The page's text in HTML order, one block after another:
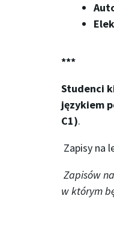
***
Studenci
językiem
C1).
Zapisy na
Zapisów
w którym